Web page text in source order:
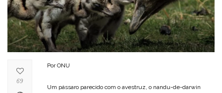
Por ONU
Um pássaro parecido com o avestruz, o nandu-de-darwin
69